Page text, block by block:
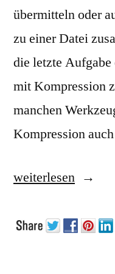
übermitteln oder
zu einer Datei
die letzte
mit Kompression
manchen
Kompression
weiterlesen